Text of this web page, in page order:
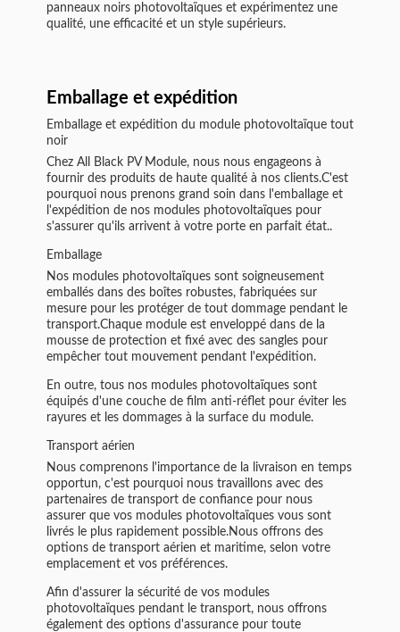
panneaux noirs photovoltaïques et expérimentez une
qualité, une efficacité et un style supérieurs.
Emballage et expédition
Emballage et expédition du module photovoltaïque tout
noir
Chez All Black PV Module, nous nous engageons à
fournir des produits de haute qualité à nos clients.C'est
pourquoi nous prenons grand soin dans l'emballage et
l'expédition de nos modules photovoltaïques pour
s'assurer qu'ils arrivent à votre porte en parfait état..
Emballage
Nos modules photovoltaïques sont soigneusement
emballés dans des boîtes robustes, fabriquées sur
mesure pour les protéger de tout dommage pendant le
transport.Chaque module est enveloppé dans de la
mousse de protection et fixé avec des sangles pour
empêcher tout mouvement pendant l'expédition.
En outre, tous nos modules photovoltaïques sont
équipés d'une couche de film anti-réflet pour éviter les
rayures et les dommages à la surface du module.
Transport aérien
Nous comprenons l'importance de la livraison en temps
opportun, c'est pourquoi nous travaillons avec des
partenaires de transport de confiance pour nous
assurer que vos modules photovoltaïques vous sont
livrés le plus rapidement possible.Nous offrons des
options de transport aérien et maritime, selon votre
emplacement et vos préférences.
Afin d'assurer la sécurité de vos modules
photovoltaïques pendant le transport, nous offrons
également des options d'assurance pour toute